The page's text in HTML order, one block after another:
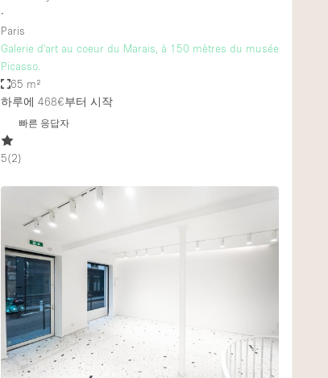
∙
Paris
Galerie d'art au coeur du Marais, à 150 mètres du musée
Picasso.
65 m²
하루에 468€부터 시작
빠른 응답자
5(2)